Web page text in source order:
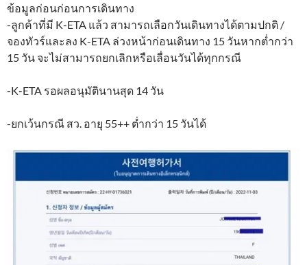
ข้อมูลก่อนก่อนการเดินทาง
-ลูกค้าที่มี K-ETA แล้ว สามารถเลือกวันเดินทางได้ตามปกติ /
จองทัวร์และลง K-ETA ล่วงหน้าก่อนเดินทาง 15 วันหากต่ำกว่า
15 วัน จะไม่สามารถยกเลิกหรือเลื่อนวันได้ทุกกรณี
-K-ETA รอผลอนุมัตินานสุด 14 วัน
-ยกเว้นกรณี สว. อายุ 55++ ต่ำกว่า 15 วันได้